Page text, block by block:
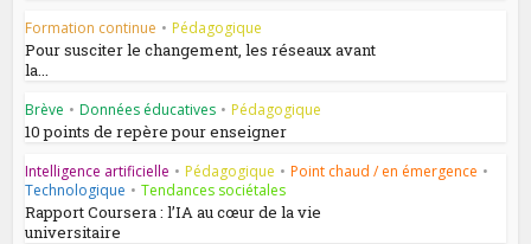
Formation continue • Pédagogique
Pour susciter le changement, les réseaux avant
la...
Brève • Données éducatives • Pédagogique
10 points de repère pour enseigner
Intelligence artificielle • Pédagogique • Point chaud / en émergence •
Technologique • Tendances sociétales
Rapport Coursera : l’IA au cœur de la vie
universitaire